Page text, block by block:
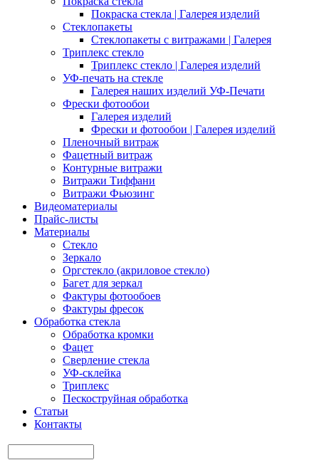
Покраска стекла | Галерея изделий
Стеклопакеты
Стеклопакеты с витражами | Галерея
Триплекс стекло
Триплекс стекло | Галерея изделий
УФ-печать на стекле
Галерея наших изделий УФ-Печати
Фрески фотообои
Галерея изделий
Фрески и фотообои | Галерея изделий
Пленочный витраж
Фацетный витраж
Контурные витражи
Витражи Тиффани
Витражи Фьюзинг
Видеоматериалы
Прайс-листы
Материалы
Стекло
Зеркало
Оргстекло (акриловое стекло)
Багет для зеркал
Фактуры фотообоев
Фактуры фресок
Обработка стекла
Обработка кромки
Фацет
Сверление стекла
УФ-склейка
Триплекс
Пескоструйная обработка
Статьи
Контакты